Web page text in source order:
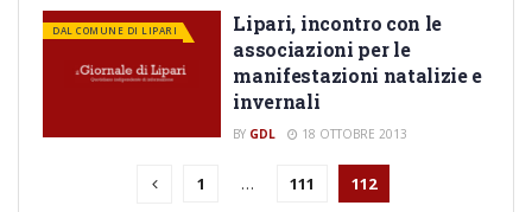
DAL COMUNE DI LIPARI
Lipari, incontro con le
associazioni per le
manifestazioni natalizie e
invernali
BY GDL 18 OTTOBRE 2013
1 … 111 112